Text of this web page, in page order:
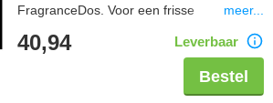
FragranceDos. Voor een frisse
De set is goed voor 150 droogbeurten, 50
De geur kan als volgt worden
meer...
40,94 Leverbaar
Bestel